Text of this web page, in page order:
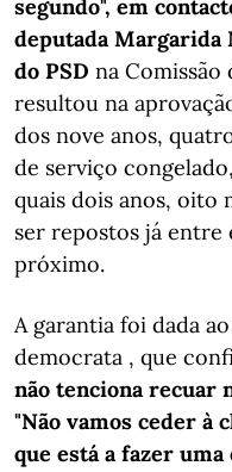
segundo", em
deputada Margarida
do PSD na Comissão
resultou na
dos nove anos,
de serviço
quais dois anos, oito
ser repostos já entre
próximo.
A garantia foi dada
democrata , que
não tenciona recuar
"Não vamos ceder à
que está a fazer